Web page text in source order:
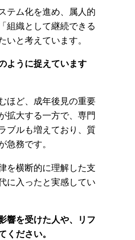
テム化を進め、属人的
組織として継続できる
いと考えています。
うに捉えています
ほど、成年後見の重要
拡大する一方で、専門
ブルも増えており、質
急務です。
を横断的に理解した支
に入ったと実感してい
を受けた人や、リフ
ください。